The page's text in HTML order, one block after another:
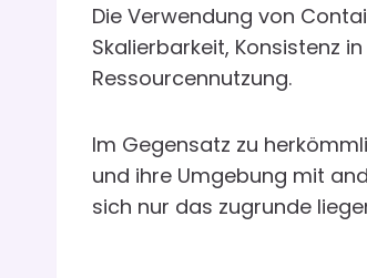
Die Verwendung von
Skalierbarkeit, Konsistenz
Ressourcennutzung.
Im Gegensatz zu
und ihre Umgebung mit
sich nur das zugrunde